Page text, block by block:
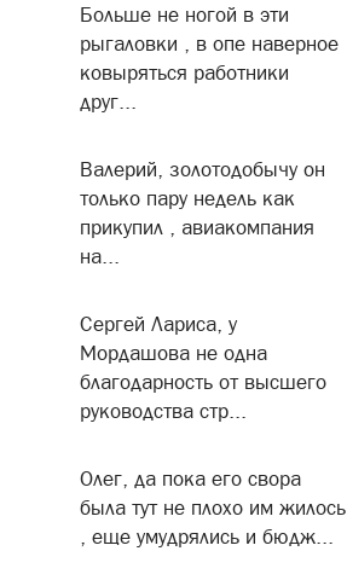
Больше не ногой в эти
рыгаловки , в опе наверное
ковыряться работники
друг...
Валерий, золотодобычу он
только пару недель как
прикупил , авиакомпания
на...
Сергей Лариса, у
Мордашова не одна
благодарность от высшего
руководства стр...
Олег, да пока его свора
была тут не плохо им жилось
, еще умудрялись и бюдж...